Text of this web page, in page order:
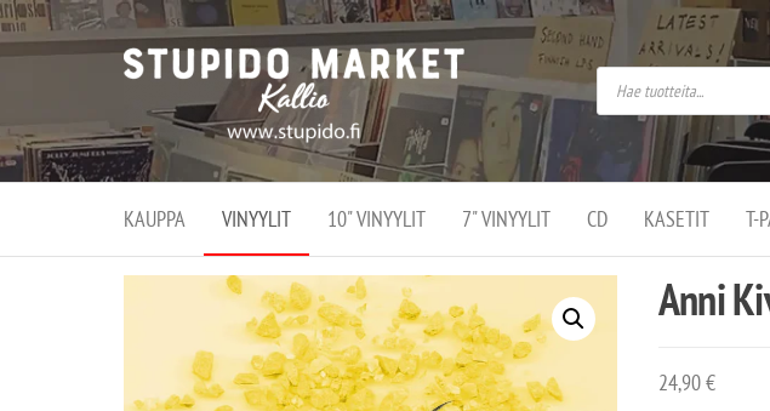
Stupido
Market –
verkossa
ja
kivijalassa
Stupido Market on
vaihtoehtomusaan
erikoistunut
verkko- sekä
kivijalkakauppa
Helsingissä
Kallion
KAUPPA VINYYLIT 10" VINYYLIT 7" VINYYLIT CD KASETIT T-
Anni
24,90€